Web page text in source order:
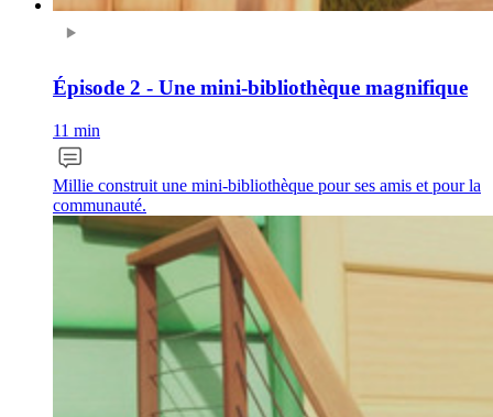
Épisode 2 - Une mini-bibliothèque magnifique
11 min
Millie construit une mini-bibliothèque pour ses amis et pour la
communauté.